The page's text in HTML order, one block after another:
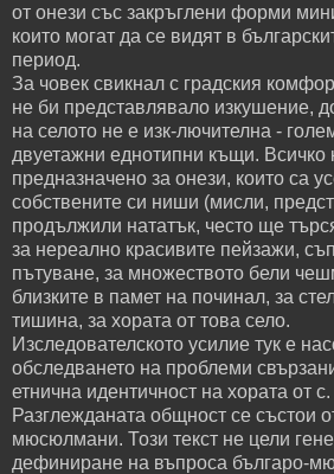
от онези със закръглени форми
които могат да се видят в
период.
За човек свикнал с градския
не би представлявало изкушение,
на селото не е изк-лючителна -
двуетажни еднотипни къщи. Всичко
предназначено за онези, които са
собствените си ниши (мисли,
продължили нататък, често ще
за нереално красивите пейзажи,
пътуване, за множеството бели
близките в памет на починал, за
тишина, за хората от това село.
Изследователското усилие тук е
обследването на проблеми
етнична идентичност на хората от
Разглежданата общност се състои
мюсюлмани. Този текст не цели
дефиниране на въпроса българо-